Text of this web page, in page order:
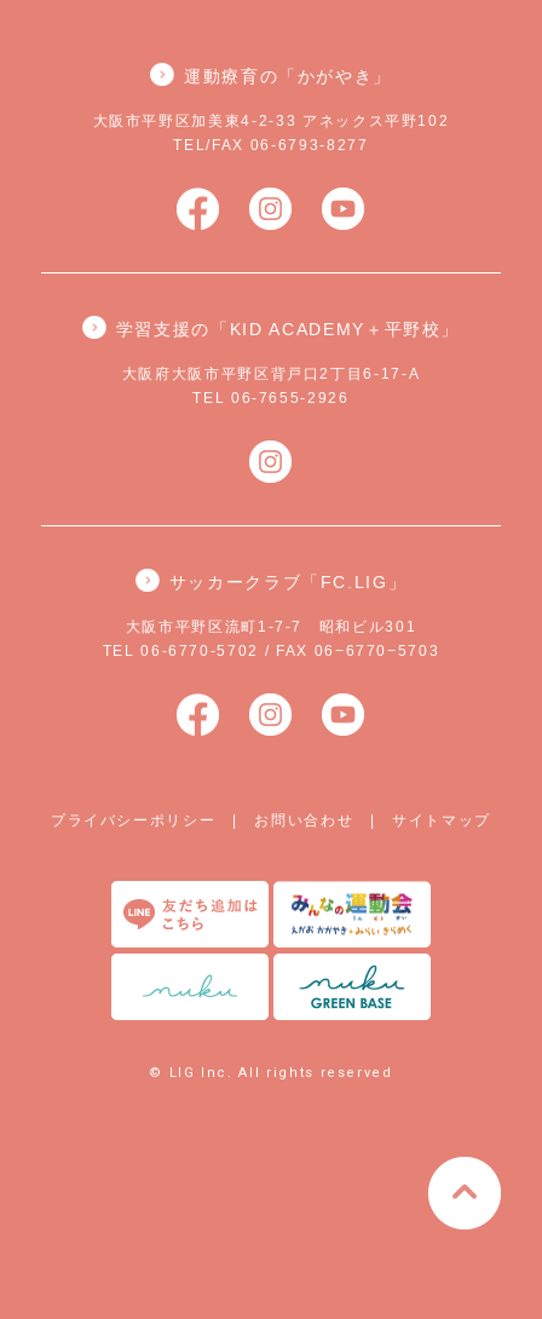
運動療育の「かがやき」
大阪市平野区加美東4-2-33 アネックス平野102
TEL/FAX 06-6793-8277
学習支援の「KID ACADEMY＋平野校」
大阪府大阪市平野区背戸口2丁目6-17-A
TEL 06-7655-2926
サッカークラブ「FC.LIG」
大阪市平野区流町1-7-7 昭和ビル301
TEL 06-6770-5702 / FAX 06−6770−5703
プライバシーポリシー | お問い合わせ |サイトマップ
© LIG Inc. All rights reserved